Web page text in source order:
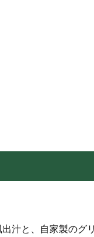
汁と、自家製のグリ